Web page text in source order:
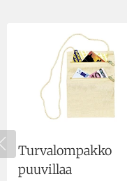
Turvalompakko
puuvillaa